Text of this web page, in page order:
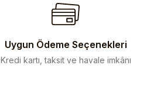
Uygun Ödeme Seçenekleri
Kredi kartı, taksit ve havale imkânı